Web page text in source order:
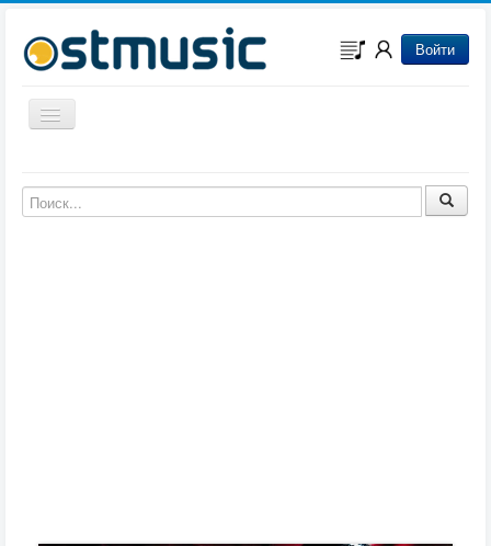
Войти
Включить/выключить навигацию
Музыка из мультфильмов
Музыка из сериалов